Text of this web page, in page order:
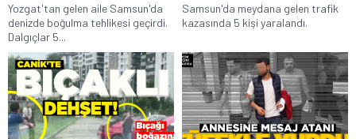
Yozgat'tan gelen aile Samsun'da
denizde boğulma tehlikesi geçirdi.
Dalgıçlar 5...
Samsun'da meydana gelen trafik
kazasında 5 kişi yaralandı.